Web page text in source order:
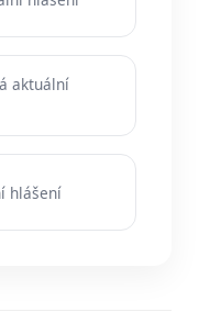
aktuální
hlášení